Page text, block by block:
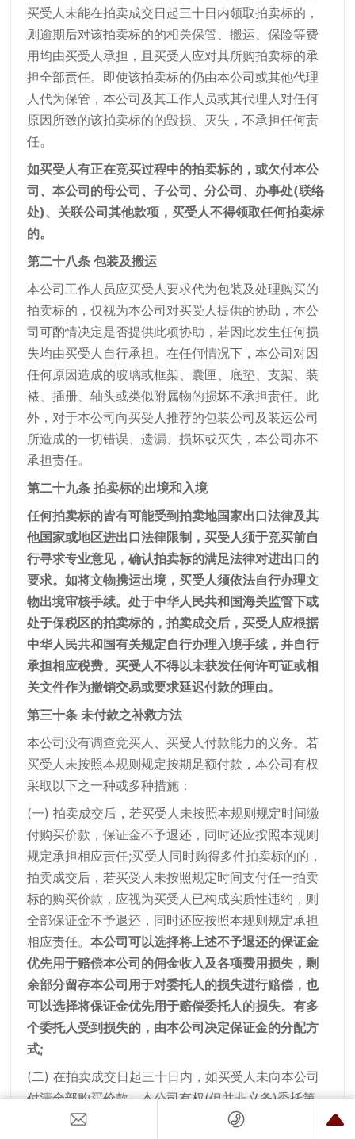
买受人未能在拍卖成交日起三十日内领取拍卖标的，
则逾期后对该拍卖标的的相关保管、搬运、保险等费
用均由买受人承担，且买受人应对其所购拍卖标的承
担全部责任。即使该拍卖标的仍由本公司或其他代理
人代为保管，本公司及其工作人员或其代理人对任何
原因所致的该拍卖标的的毁损、灭失，不承担任何责
任。
如买受人有正在竞买过程中的拍卖标的，或欠付本公
司、本公司的母公司、子公司、分公司、办事处(联络
处)、关联公司其他款项，买受人不得领取任何拍卖标
的。
第二十八条 包装及搬运
本公司工作人员应买受人要求代为包装及处理购买的
拍卖标的，仅视为本公司对买受人提供的协助，本公
司可酌情决定是否提供此项协助，若因此发生任何损
失均由买受人自行承担。在任何情况下，本公司对因
任何原因造成的玻璃或框架、囊匣、底垫、支架、装
裱、插册、轴头或类似附属物的损坏不承担责任。此
外，对于本公司向买受人推荐的包装公司及装运公司
所造成的一切错误、遗漏、损坏或灭失，本公司亦不
承担责任。
第二十九条 拍卖标的出境和入境
任何拍卖标的皆有可能受到拍卖地国家出口法律及其
他国家或地区进出口法律限制，买受人须于竞买前自
行寻求专业意见，确认拍卖标的满足法律对进出口的
要求。如将文物携运出境，买受人须依法自行办理文
物出境审核手续。处于中华人民共和国海关监管下或
处于保税区的拍卖标的，拍卖成交后，买受人应根据
中华人民共和国有关规定自行办理入境手续，并自行
承担相应税费。买受人不得以未获发任何许可证或相
关文件作为撤销交易或要求延迟付款的理由。
第三十条 未付款之补救方法
本公司没有调查竞买人、买受人付款能力的义务。若
买受人未按照本规则规定按期足额付款，本公司有权
采取以下之一种或多种措施：
(一) 拍卖成交后，若买受人未按照本规则规定时间缴
付购买价款，保证金不予退还，同时还应按照本规则
规定承担相应责任;买受人同时购得多件拍卖标的的，
拍卖成交后，若买受人未按照规定时间支付任一拍卖
标的购买价款，应视为买受人已构成实质性违约，则
全部保证金不予退还，同时还应按照本规则规定承担
相应责任。本公司可以选择将上述不予退还的保证金
优先用于赔偿本公司的佣金收入及各项费用损失，剩
余部分留存本公司用于对委托人的损失进行赔偿，也
可以选择将保证金优先用于赔偿委托人的损失。有多
个委托人受到损失的，由本公司决定保证金的分配方
式;
(二) 在拍卖成交日起三十日内，如买受人未向本公司
付清全部购买价款，本公司有权(但并非义务)委托第
三方机构代为向买受人催要欠付的全部或部分购买价